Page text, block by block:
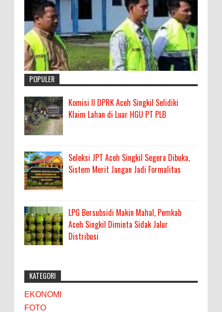
POPULER
Komisi II DPRK Aceh Singkil Selidiki
Klaim Lahan di Luar HGU PT PLB
Seleksi JPT Aceh Singkil Segera Dibuka,
Sistem Merit Jangan Jadi Formalitas
LPG Bersubsidi Makin Mahal, Pemkab
Aceh Singkil Diminta Sidak Jalur
Distribusi
KATEGORI
EKONOMI
FOTO